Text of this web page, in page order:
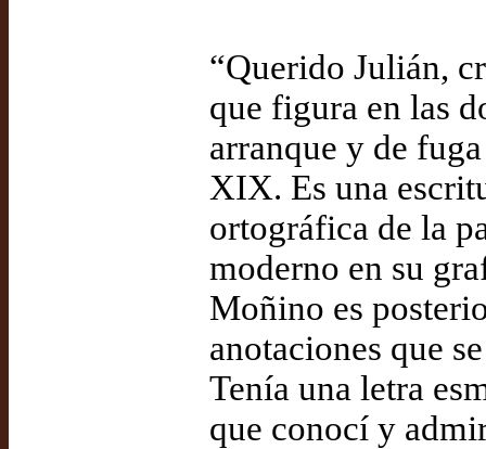
“Querido Julián,
que figura en las
arranque y de
XIX. Es una
ortográfica de la
moderno en su
Moñino es
anotaciones que
Tenía una letra
que conocí y